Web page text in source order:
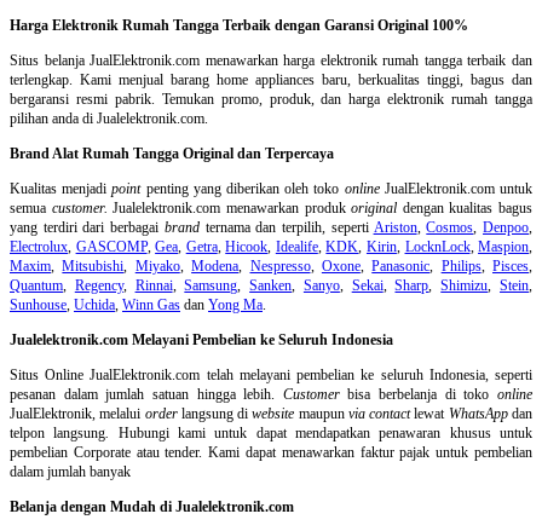
Harga Elektronik Rumah Tangga Terbaik dengan Garansi Original 100%
Situs belanjaJualElektronik.com menawarkan harga elektronik rumah tangga terbaik dan
terlengkap. Kami menjual barang home appliances baru, berkualitas tinggi, bagus dan
bergaransi resmi pabrik. Temukan promo, produk, dan harga elektronik rumah tangga
pilihan anda di Jualelektronik.com.
Brand Alat Rumah Tangga Original dan Terpercaya
Kualitas menjadipointpenting yang diberikan oleh toko onlineJualElektronik.com untuk
semua customer. Jualelektronik.com menawarkan produkoriginal dengan kualitas bagus
yang terdiri dari berbagai brandternama dan terpilih, seperti Ariston,Cosmos,Denpoo,
Electrolux, GASCOMP,Gea, Getra,Hicook, Idealife,KDK, Kirin, LocknLock,Maspion,
Maxim,Mitsubishi, Miyako,Modena, Nespresso, Oxone,Panasonic, Philips, Pisces,
Quantum, Regency, Rinnai,Samsung,Sanken, Sanyo, Sekai,Sharp,Shimizu,Stein,
Sunhouse, Uchida, Winn Gas dan Yong Ma.
Jualelektronik.com Melayani Pembelian ke Seluruh Indonesia
Situs Online JualElektronik.com telah melayani pembelian ke seluruh Indonesia, seperti
pesanan dalam jumlah satuan hingga lebih. Customerbisa berbelanja di tokoonline
JualElektronik, melalui orderlangsung diwebsite maupun via contactlewat WhatsAppdan
telpon langsung. Hubungi kami untuk dapat mendapatkan penawaran khusus untuk
pembelian Corporate atau tender. Kami dapat menawarkan faktur pajak untuk pembelian
dalam jumlah banyak
Belanja dengan Mudah di Jualelektronik.com